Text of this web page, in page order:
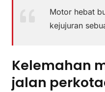
Motor hebat
kejujuran
Kelemahan
jalan